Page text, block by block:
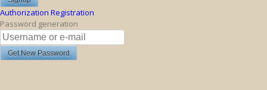
Authorization Registration
Password generation